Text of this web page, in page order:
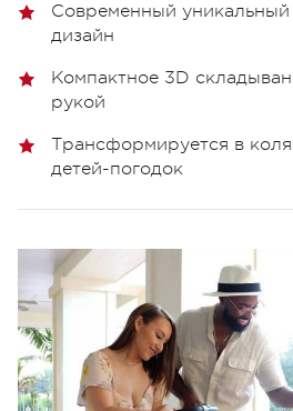
Современный
дизайн
Компактное 3D
рукой
Трансформируется в
детей-погодок